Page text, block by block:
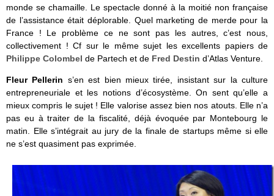
monde se chamaille. Le spectacle donné à la moitié non française
de l’assistance était déplorable. Quel marketing de merde pour la
France ! Le problème ce ne sont pas les autres, c’est nous,
collectivement ! Cf sur le même sujet les excellents papiers de
Philippe Colombel de Partech et de Fred Destin d’Atlas Venture.
Fleur Pellerin s’en est bien mieux tirée, insistant sur la culture
entrepreneuriale et les notions d’écosystème. On sent qu’elle a
mieux compris le sujet ! Elle valorise assez bien nos atouts. Elle n’a
pas eu à traiter de la fiscalité, déjà évoquée par Montebourg le
matin. Elle s’intégrait au jury de la finale de startups même si elle
ne s’est quasiment pas exprimée.